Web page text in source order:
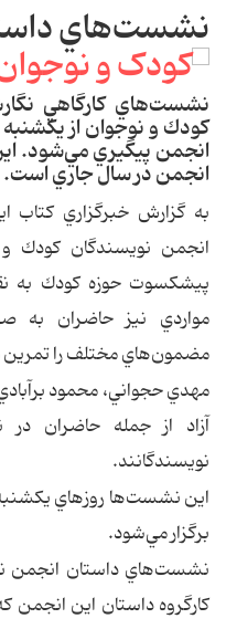
نشست‌هاي
نشست‌هاي كارگاهي
انجمن پيگيري مي‌‌شود.
انجمن در سال جاري است.
به گزارش خبرگزاري كتاب
انجمن نويسندگان كودك و
پيشكسوت حوزه كودك به
مواردي نيز حاضران به
مضمون‌هاي مختلف را
مهدي حجواني، محمود
آزاد از جمله حاضران
نويسندگانند.
برگزار مي‌شود.
نشست‌هاي داستان انجمن
كارگروه داستان اين انجمن